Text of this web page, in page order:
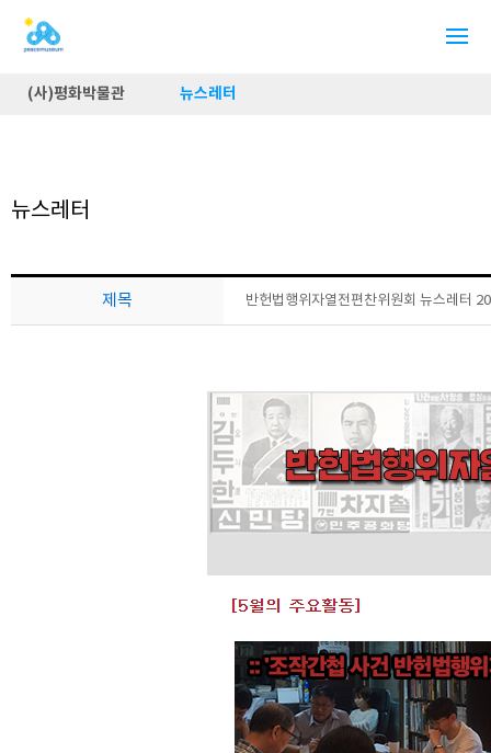
(사)평화박물관 뉴스레터
뉴스레터
제목 반헌법행위자열전편찬위원회 뉴스레터